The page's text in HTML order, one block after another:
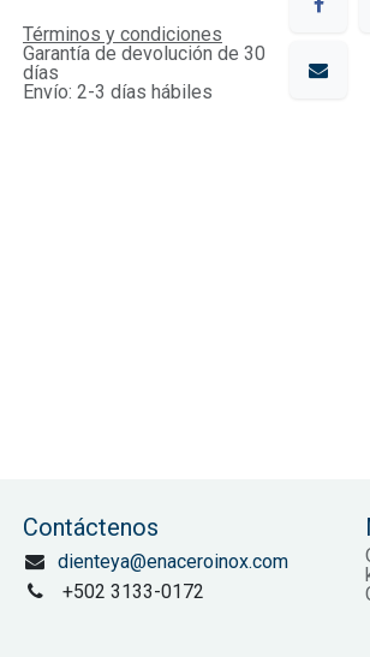
Términos y condiciones
Garantía de devolución de 30
días
Envío: 2-3 días hábiles
Contáctenos
dienteya@enaceroinox.com
+502 3133-0172